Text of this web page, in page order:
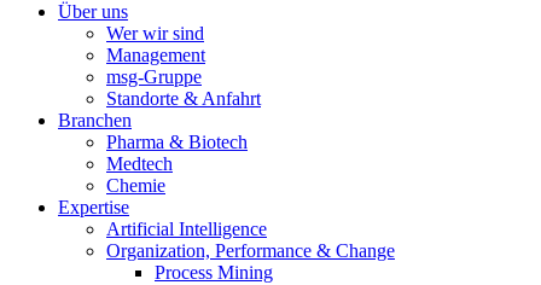
Über uns
Wer wir sind
Management
msg-Gruppe
Standorte & Anfahrt
Branchen
Pharma & Biotech
Medtech
Chemie
Expertise
Artificial Intelligence
Organization, Performance & Change
Process Mining